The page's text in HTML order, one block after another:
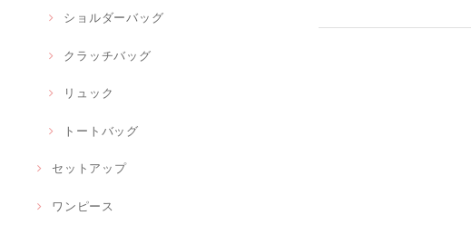
ショルダーバッグ
クラッチバッグ
リュック
トートバッグ
セットアップ
ワンピース